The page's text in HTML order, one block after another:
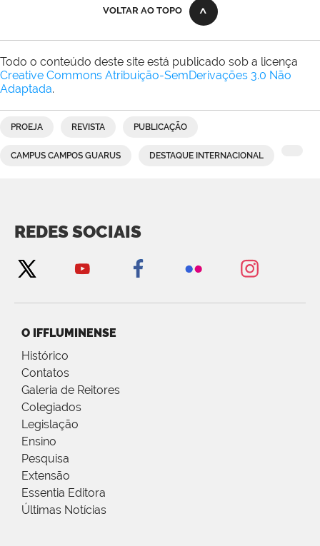
VOLTAR AO TOPO
Todo o conteúdo deste site está publicado sob a licença
Creative Commons Atribuição-SemDerivações 3.0 Não
Adaptada.
PROEJA REVISTA PUBLICAÇÃO
CAMPUS CAMPOS GUARUS DESTAQUE INTERNACIONAL
REDES SOCIAIS
O IFFLUMINENSE
Histórico
Contatos
Galeria de Reitores
Colegiados
Legislação
Ensino
Pesquisa
Extensão
Essentia Editora
Últimas Notícias